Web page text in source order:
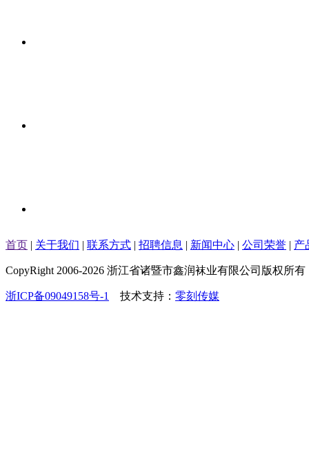
首页 | 关于我们 | 联系方式 | 招聘信息 | 新闻中心 | 公司荣誉 | 产
CopyRight 2006-2026 浙江省诸暨市鑫润袜业有限公司版权所有
浙ICP备09049158号-1 技术支持： 零刻传媒